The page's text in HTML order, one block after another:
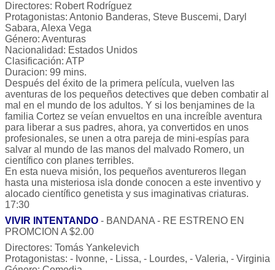
Directores: Robert Rodríguez
Protagonistas: Antonio Banderas, Steve Buscemi, Daryl
Sabara, Alexa Vega
Género: Aventuras
Nacionalidad: Estados Unidos
Clasificación: ATP
Duracion: 99 mins.
Después del éxito de la primera película, vuelven las
aventuras de los pequeños detectives que deben combatir al
mal en el mundo de los adultos. Y si los benjamines de la
familia Cortez se veían envueltos en una increíble aventura
para liberar a sus padres, ahora, ya convertidos en unos
profesionales, se unen a otra pareja de mini-espías para
salvar al mundo de las manos del malvado Romero, un
científico con planes terribles.
En esta nueva misión, los pequeños aventureros llegan
hasta una misteriosa isla donde conocen a este inventivo y
alocado científico genetista y sus imaginativas criaturas.
17:30
VIVIR INTENTANDO - BANDANA - RE ESTRENO EN
PROMCION A $2.00
Directores: Tomás Yankelevich
Protagonistas: - Ivonne, - Lissa, - Lourdes, - Valeria, - Virginia